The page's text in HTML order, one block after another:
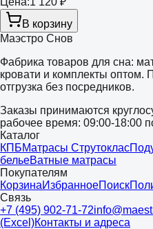
В корзину
Маэстро Снов
Фабрика товаров для сна:
кровати и комплекты оптом.
отгрузка без посредников.
Заказы принимаются
рабочее время: 09:00-18:00
Каталог
КПБМатрасы Струтоклас
бельеВатные матрасы
Покупателям
КорзинаИзбранноеПоиск
Связь
+7 (495) 902-71-72
(Excel)Контакты и адреса